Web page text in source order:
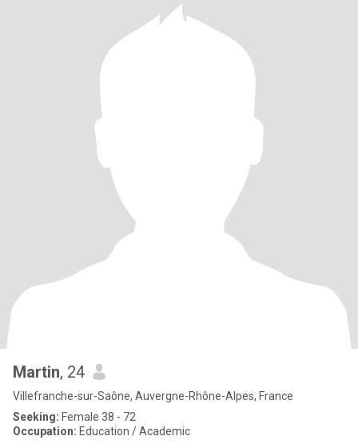
Martin, 24
Villefranche-sur-Saône, Auvergne-Rhône-Alpes, France
Seeking: Female 38 - 72
Occupation: Education / Academic